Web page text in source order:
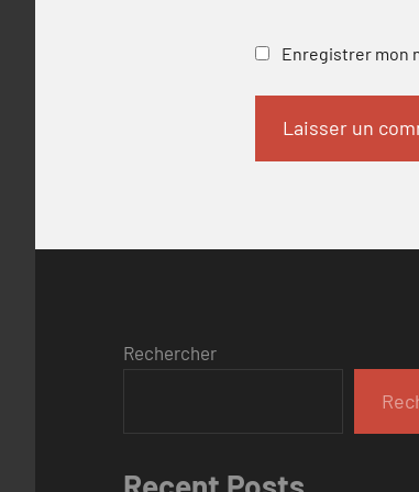
Enregistrer mon
Rechercher